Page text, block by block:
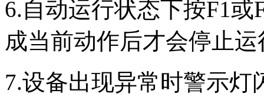
6.自动运行状态下按F1
成当前动作后才会停止
7.设备出现异常时警示